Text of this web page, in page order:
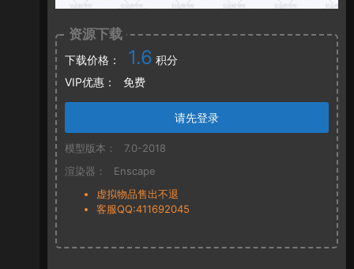
资源下载
下载价格： 1.6 积分
VIP优惠：
免费
请先登录
模型版本：
7.0-2018
渲染器：
Enscape
虚拟物品售出不退
客服QQ:411692045